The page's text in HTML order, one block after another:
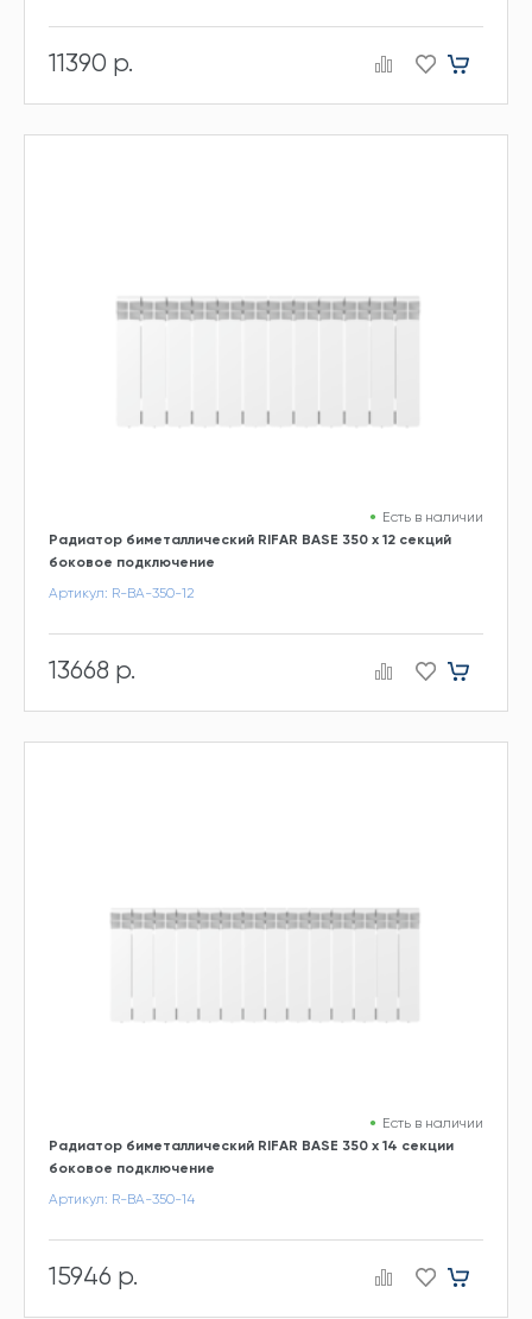
11390 р.
Есть в наличии
Радиатор биметаллический RIFAR BASE 350 х 12 секций
боковое подключение
Артикул: R-BA-350-12
13668 р.
Есть в наличии
Радиатор биметаллический RIFAR BASE 350 х 14 секции
боковое подключение
Артикул: R-BA-350-14
15946 р.